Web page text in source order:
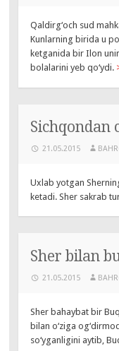
Qaldirg‘och sud
Kunlarning birida u
ketganida bir Ilon
bolalarini yeb qo‘ydi.
Sichqondan
21.05.2015
Uxlab yotgan
ketadi. Sher sakrab
Sher bilan
21.05.2015
Sher bahaybat bir
bilan o‘ziga
so‘yganligini aytib,